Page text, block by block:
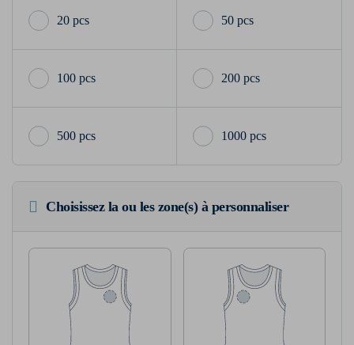
20 pcs 50 pcs
100 pcs 200 pcs
500 pcs 1000 pcs
Choisissez la ou les zone(s) à personnaliser